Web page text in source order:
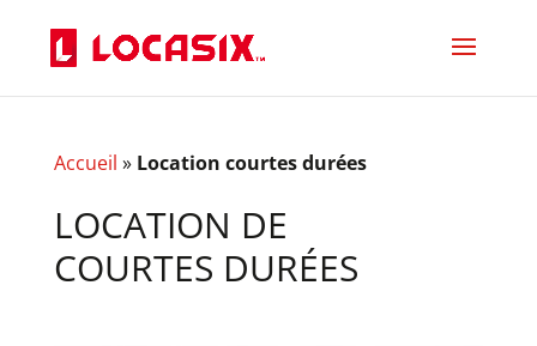
Accueil » Location courtes durées
LOCATION DE
COURTES DURÉES